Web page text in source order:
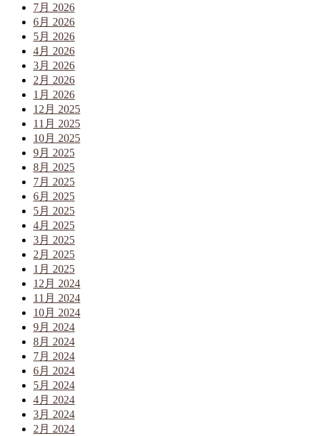
7月 2026
6月 2026
5月 2026
4月 2026
3月 2026
2月 2026
1月 2026
12月 2025
11月 2025
10月 2025
9月 2025
8月 2025
7月 2025
6月 2025
5月 2025
4月 2025
3月 2025
2月 2025
1月 2025
12月 2024
11月 2024
10月 2024
9月 2024
8月 2024
7月 2024
6月 2024
5月 2024
4月 2024
3月 2024
2月 2024